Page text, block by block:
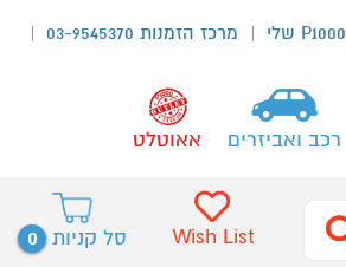
P1000 שלי מרכז הזמנות 03-9545370
רכב ואביזרים אאוטלט
סל קניות 0 Wish List